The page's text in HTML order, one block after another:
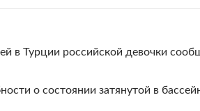
в Турции российской девочки
о состоянии затянутой в